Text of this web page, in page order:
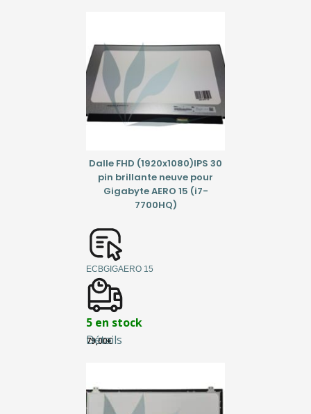
Détails
Dalle FHD (1920x1080)IPS 30
pin brillante neuve pour
Gigabyte AERO 15 (i7-
7700HQ)
ECBGIGAERO 15
5 en stock
79,00€